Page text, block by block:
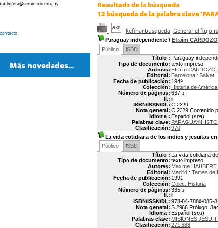
Resultado de la búsqueda
12búsqueda de la palabra clave
Refinar búsqueda Generar el flujo
Paraguay independiente / Efraím CARDOZO
Público
ISBD
Título : Paraguay
Tipo de documento: texto impreso
Autores: Efraím CARDOZO
Editorial: Barcelona : Salvat
Fecha de publicación: 1949
Colección: Historia de
Número de páginas: 637 p
Il.: il
ISBN/ISSN/DL: C 2329
Nota general: C 2329 Contenido
Idioma : Español (spa)
Palabras clave: PARAGUAY-
Clasificación: 970
La vida cotidiana de los indios y jesuitas
Público
ISBD
Título : La vida cotidiana
Tipo de documento: texto impreso
Autores: Maxime HAUBERT
Editorial: Madrid : Temas de
Fecha de publicación: 1991
Colección: Colec. Historia
Número de páginas: 335 p
Il.: il
ISBN/ISSN/DL: 978-84-7880-085-8
Nota general: S 2966 Prólogo:
Idioma : Español (spa)
Palabras clave: MISIONES
Clasificación: 271.688
biblioteca@seminario.edu.uy
contacto
Más novedades...